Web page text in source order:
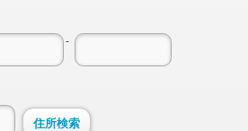
-
住所検索